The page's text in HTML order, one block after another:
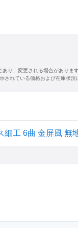
り、変更される場合があります
れている価格および在庫状況
細工 6曲 金屏風 無